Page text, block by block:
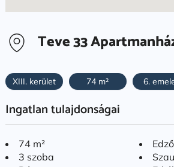
Teve 33
XIII. kerület 74 m² 6.
Ingatlan tulajdonságai
74 m²
3 szoba